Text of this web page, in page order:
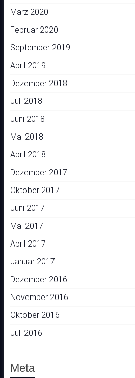
März 2020
Februar 2020
September 2019
April 2019
Dezember 2018
Juli 2018
Juni 2018
Mai 2018
April 2018
Dezember 2017
Oktober 2017
Juni 2017
Mai 2017
April 2017
Januar 2017
Dezember 2016
November 2016
Oktober 2016
Juli 2016
Meta